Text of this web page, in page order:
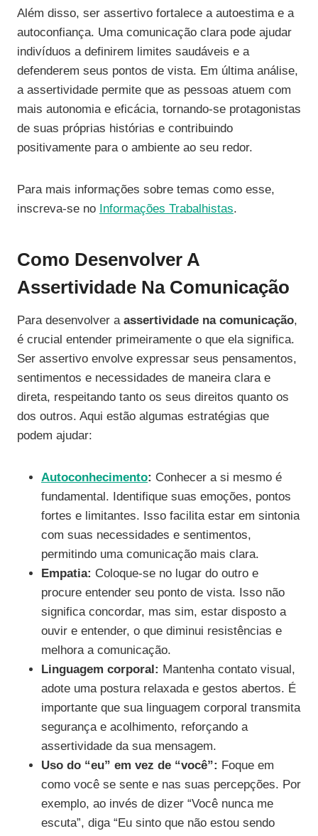
Além disso, ser assertivo fortalece a autoestima e a
autoconfiança. Uma comunicação clara pode ajudar
indivíduos a definirem limites saudáveis e a
defenderem seus pontos de vista. Em última análise,
a assertividade permite que as pessoas atuem com
mais autonomia e eficácia, tornando-se protagonistas
de suas próprias histórias e contribuindo
positivamente para o ambiente ao seu redor.
Para mais informações sobre temas como esse,
inscreva-se no Informações Trabalhistas.
Como Desenvolver A
Assertividade Na Comunicação
Para desenvolver a assertividade na comunicação,
é crucial entender primeiramente o que ela significa.
Ser assertivo envolve expressar seus pensamentos,
sentimentos e necessidades de maneira clara e
direta, respeitando tanto os seus direitos quanto os
dos outros. Aqui estão algumas estratégias que
podem ajudar:
Autoconhecimento: Conhecer a si mesmo é
fundamental. Identifique suas emoções, pontos
fortes e limitantes. Isso facilita estar em sintonia
com suas necessidades e sentimentos,
permitindo uma comunicação mais clara.
Empatia: Coloque-se no lugar do outro e
procure entender seu ponto de vista. Isso não
significa concordar, mas sim, estar disposto a
ouvir e entender, o que diminui resistências e
melhora a comunicação.
Linguagem corporal: Mantenha contato visual,
adote uma postura relaxada e gestos abertos. É
importante que sua linguagem corporal transmita
segurança e acolhimento, reforçando a
assertividade da sua mensagem.
Uso do “eu” em vez de “você”: Foque em
como você se sente e nas suas percepções. Por
exemplo, ao invés de dizer “Você nunca me
escuta”, diga “Eu sinto que não estou sendo